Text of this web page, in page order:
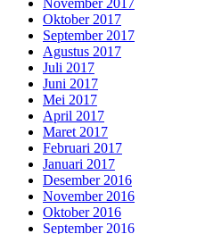
November 2017
Oktober 2017
September 2017
Agustus 2017
Juli 2017
Juni 2017
Mei 2017
April 2017
Maret 2017
Februari 2017
Januari 2017
Desember 2016
November 2016
Oktober 2016
September 2016